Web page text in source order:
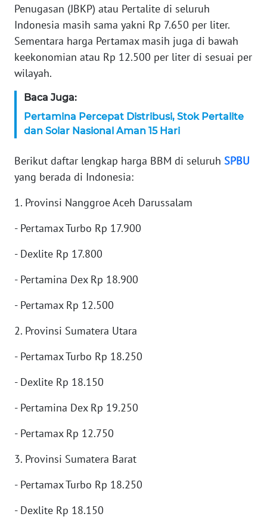
Penugasan (JBKP) atau Pertalite di seluruh
Indonesia masih sama yakni Rp 7.650 per liter.
Sementara harga Pertamax masih juga di bawah
keekonomian atau Rp 12.500 per liter di sesuai per
wilayah.
Baca Juga:
Pertamina Percepat Distribusi, Stok Pertalite
dan Solar Nasional Aman 15 Hari
Berikut daftar lengkap harga BBM di seluruh SPBU
yang berada di Indonesia:
1. Provinsi Nanggroe Aceh Darussalam
- Pertamax Turbo Rp 17.900
- Dexlite Rp 17.800
- Pertamina Dex Rp 18.900
- Pertamax Rp 12.500
2. Provinsi Sumatera Utara
- Pertamax Turbo Rp 18.250
- Dexlite Rp 18.150
- Pertamina Dex Rp 19.250
- Pertamax Rp 12.750
3. Provinsi Sumatera Barat
- Pertamax Turbo Rp 18.250
- Dexlite Rp 18.150
WN
KEPRI
WN
PAPUA
WN
BARAT
RIAU
WN
SERAMBI
JAMBI
WN
WN
SULTENG
SULBAR
WN
WN